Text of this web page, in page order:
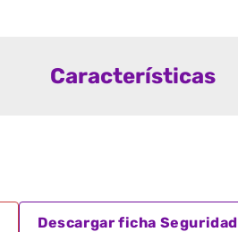
Características
Descargar ficha Seguridad